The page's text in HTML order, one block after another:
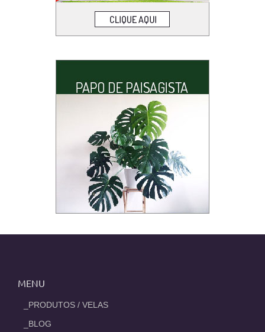
MENU
_PRODUTOS / VELAS
_BLOG